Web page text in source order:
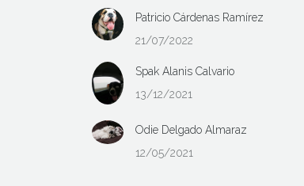
Patricio Cárdenas Ramírez
21/07/2022
Spak Alanis Calvario
13/12/2021
Odie Delgado Almaraz
12/05/2021